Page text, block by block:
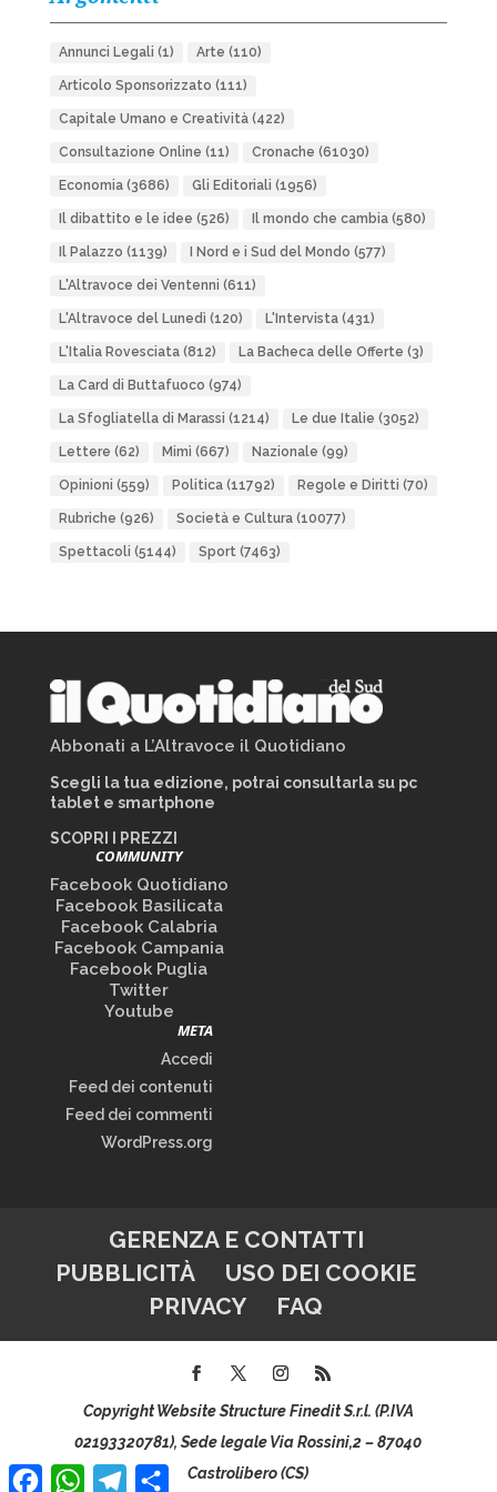
Annunci Legali (1) Arte (110)
Articolo Sponsorizzato (111)
Capitale Umano e Creatività(422)
Consultazione Online (11) Cronache (61030)
Economia(3686) Gli Editoriali (1956)
Il dibattito e le idee (526) Il mondo che cambia(580)
Il Palazzo (1139) I Nord e i Sud del Mondo (577)
L'Altravoce dei Ventenni (611)
L'Altravoce del Lunedì (120) L'Intervista(431)
L'Italia Rovesciata(812) La Bacheca delle Offerte (3)
La Card di Buttafuoco (974)
La Sfogliatella di Marassi (1214) Le due Italie (3052)
Lettere (62) Mimì (667) Nazionale (99)
Opinioni (559) Politica(11792) Regole e Diritti (70)
Rubriche (926) Società e Cultura(10077)
Spettacoli (5144) Sport(7463)
Abbonati a L’Altravoce il Quotidiano
Scegli la tua edizione, potrai consultarla su pc
tablet e smartphone
SCOPRI I PREZZI
COMMUNITY
Facebook Quotidiano
Facebook Basilicata
Facebook Calabria
Facebook Campania
Facebook Puglia
Twitter
Youtube
META
Accedi
Feed dei contenuti
Feed dei commenti
WordPress.org
GERENZA E CONTATTI
PUBBLICITÀ
USO DEI COOKIE
PRIVACY
FAQ
Copyright Website Structure Finedit S.r.l. (P.IVA
02193320781), Sede legale Via Rossini,2 – 87040
Castrolibero (CS)
Facebook
WhatsAppTelegram
Condividi